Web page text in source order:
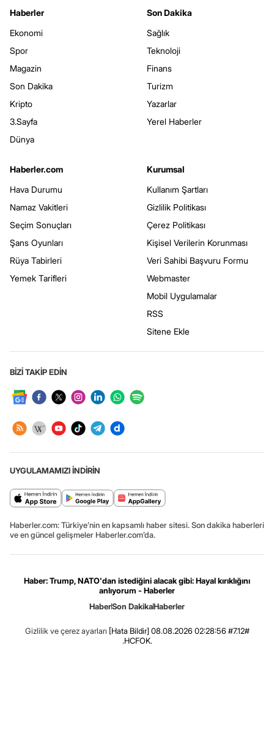
Haberler
Ekonomi
Spor
Magazin
Son Dakika
Kripto
3.Sayfa
Dünya
Son Dakika
Sağlık
Teknoloji
Finans
Turizm
Yazarlar
Yerel Haberler
Haberler.com
Hava Durumu
Namaz Vakitleri
Seçim Sonuçları
Şans Oyunları
Rüya Tabirleri
Yemek Tarifleri
Kurumsal
Kullanım Şartları
Gizlilik Politikası
Çerez Politikası
Kişisel Verilerin Korunması
Veri Sahibi Başvuru Formu
Webmaster
Mobil Uygulamalar
RSS
Sitene Ekle
BİZİ TAKİP EDİN
UYGULAMAMIZI İNDİRİN
Haberler.com: Türkiye’nin en kapsamlı haber sitesi. Son dakika haberleri
ve en güncel gelişmeler Haberler.com’da.
Haber: Trump, NATO'dan istediğini alacak gibi: Hayal kırıklığını
anlıyorum - Haberler
HaberSon DakikaHaberler
Gizlilik ve çerez ayarları [Hata Bildir] 08.08.2026 02:28:56 #7.12#
.HCFOK.